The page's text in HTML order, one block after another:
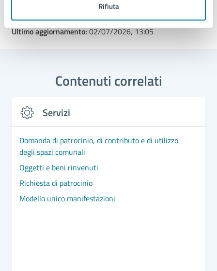
Rifiuta
Ultimo aggiornamento:02/07/2026, 13:05
Contenuti correlati
Servizi
Domanda di patrocinio, di contributo e di utilizzo
degli spazi comunali
Oggetti e beni rinvenuti
Richiesta di patrocinio
Modello unico manifestazioni